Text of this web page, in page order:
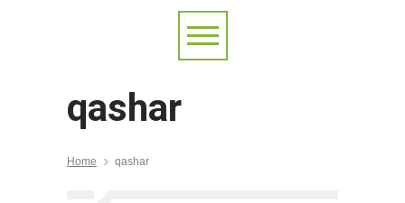
qashar
Home qashar